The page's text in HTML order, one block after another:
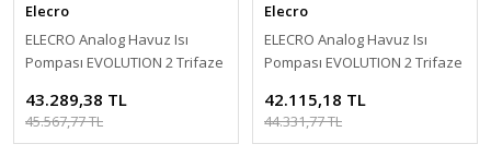
Elecro
ELECRO Analog Havuz Isı
Pompası EVOLUTION 2 Trifaze
43.289,38 TL
45.567,77 TL
Elecro
ELECRO Analog Havuz Isı
Pompası EVOLUTION 2 Trifaze
42.115,18 TL
44.331,77 TL